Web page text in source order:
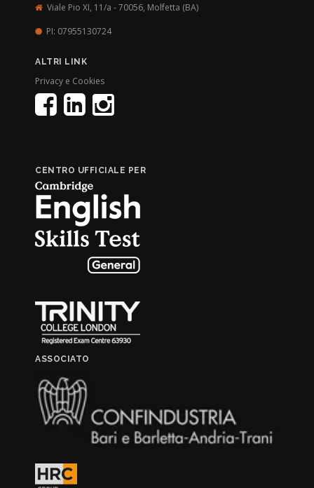
Viale Pio XI, 11/a - 70056, Molfetta (BA)
PI: 07955130724
ALTRI LINK
Privacy e Cookies
CENTRO UFFICIALE PER
ASSOCIATO